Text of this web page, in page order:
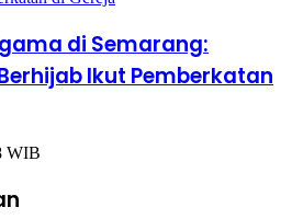
di Semarang:
Ikut Pemberkatan
WIB